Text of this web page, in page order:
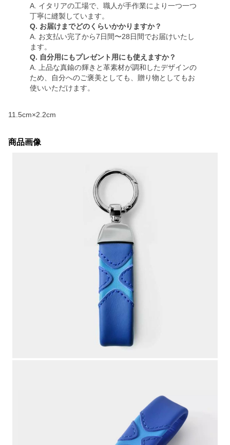
A. イタリアの工場で、職人が手作業により一つ一つ
丁寧に縫製しています。
Q. お届けまでどのくらいかかりますか？
A. お支払い完了から7日間〜28日間でお届けいたし
ます。
Q. 自分用にもプレゼント用にも使えますか？
A. 上品な真鍮の輝きと革素材が調和したデザインの
ため、自分へのご褒美としても、贈り物としてもお
使いいただけます。
11.5cm×2.2cm
商品画像